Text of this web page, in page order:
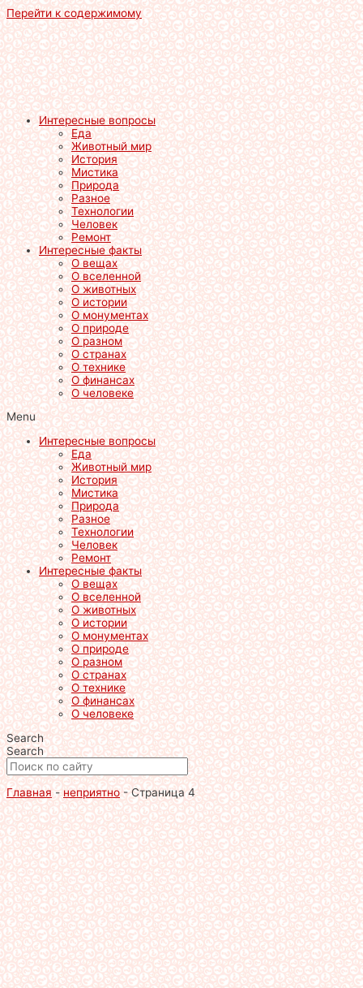
Перейти к содержимому
Интересные вопросы
Еда
Животный мир
История
Мистика
Природа
Разное
Технологии
Человек
Ремонт
Интересные факты
О вещах
О вселенной
О животных
О истории
О монументах
О природе
О разном
О странах
О технике
О финансах
О человеке
Menu
Интересные вопросы
Еда
Животный мир
История
Мистика
Природа
Разное
Технологии
Человек
Ремонт
Интересные факты
О вещах
О вселенной
О животных
О истории
О монументах
О природе
О разном
О странах
О технике
О финансах
О человеке
Search
Search
Главная-неприятно -Страница 4